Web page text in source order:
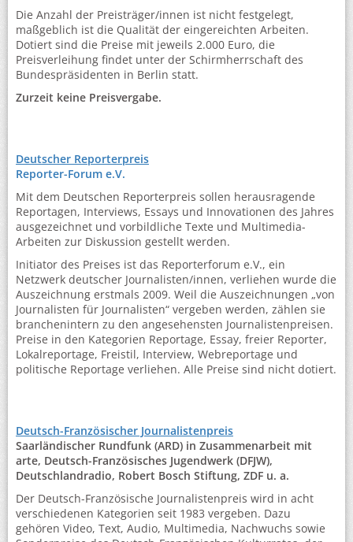
Die Anzahl der Preisträger/innen ist nicht festgelegt,
maßgeblich ist die Qualität der eingereichten Arbeiten.
Dotiert sind die Preise mit jeweils 2.000 Euro, die
Preisverleihung findet unter der Schirmherrschaft des
Bundespräsidenten in Berlin statt.
Zurzeit keine Preisvergabe.
Deutscher Reporterpreis
Reporter-Forum e.V.
Mit dem Deutschen Reporterpreis sollen herausragende
Reportagen, Interviews, Essays und Innovationen des Jahres
ausgezeichnet und vorbildliche Texte und Multimedia-
Arbeiten zur Diskussion gestellt werden.
Initiator des Preises ist das Reporterforum e.V., ein
Netzwerk deutscher Journalisten/innen, verliehen wurde die
Auszeichnung erstmals 2009. Weil die Auszeichnungen „von
Journalisten für Journalisten“ vergeben werden, zählen sie
branchenintern zu den angesehensten Journalistenpreisen.
Preise in den Kategorien Reportage, Essay, freier Reporter,
Lokalreportage, Freistil, Interview, Webreportage und
politische Reportage verliehen. Alle Preise sind nicht dotiert.
Deutsch-Französischer Journalistenpreis
Saarländischer Rundfunk (ARD) in Zusammenarbeit mit
arte, Deutsch-Französisches Jugendwerk (DFJW),
Deutschlandradio, Robert Bosch Stiftung, ZDF u. a.
Der Deutsch-Französische Journalistenpreis wird in acht
verschiedenen Kategorien seit 1983 vergeben. Dazu
gehören Video, Text, Audio, Multimedia, Nachwuchs sowie